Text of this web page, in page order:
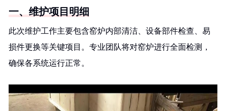
一、维护项目明细
此次维护工作主要包含窑炉内部清洁、设备部件检查、易
损件更换等关键项目。专业团队将对窑炉进行全面检测，
确保各系统运行正常。